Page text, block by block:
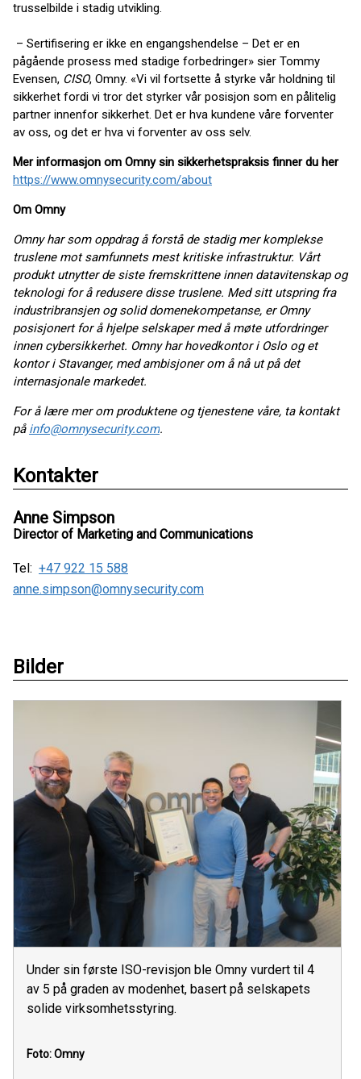
trusselbilde i stadig utvikling.
– Sertifisering er ikke en engangshendelse – Det er en
pågående prosess med stadige forbedringer» sier Tommy
Evensen, CISO, Omny. «Vi vil fortsette å styrke vår holdning til
sikkerhet fordi vi tror det styrker vår posisjon som en pålitelig
partner innenfor sikkerhet. Det er hva kundene våre forventer
av oss, og det er hva vi forventer av oss selv.
Mer informasjon om Omny sin sikkerhetspraksis finner du her
https://www.omnysecurity.com/about
Om Omny
Omny har som oppdrag å forstå de stadig mer komplekse
truslene mot samfunnets mest kritiske infrastruktur. Vårt
produkt utnytter de siste fremskrittene innen datavitenskap og
teknologi for å redusere disse truslene. Med sitt utspring fra
industribransjen og solid domenekompetanse, er Omny
posisjonert for å hjelpe selskaper med å møte utfordringer
innen cybersikkerhet. Omny har hovedkontor i Oslo og et
kontor i Stavanger, med ambisjoner om å nå ut på det
internasjonale markedet.
For å lære mer om produktene og tjenestene våre, ta kontakt
på info@omnysecurity.com.
Kontakter
Anne Simpson
Director of Marketing and Communications
Tel: +47 922 15 588
anne.simpson@omnysecurity.com
Bilder
Under sin første ISO-revisjon ble Omny vurdert til 4
av 5 på graden av modenhet, basert på selskapets
solide virksomhetsstyring.
Foto: Omny